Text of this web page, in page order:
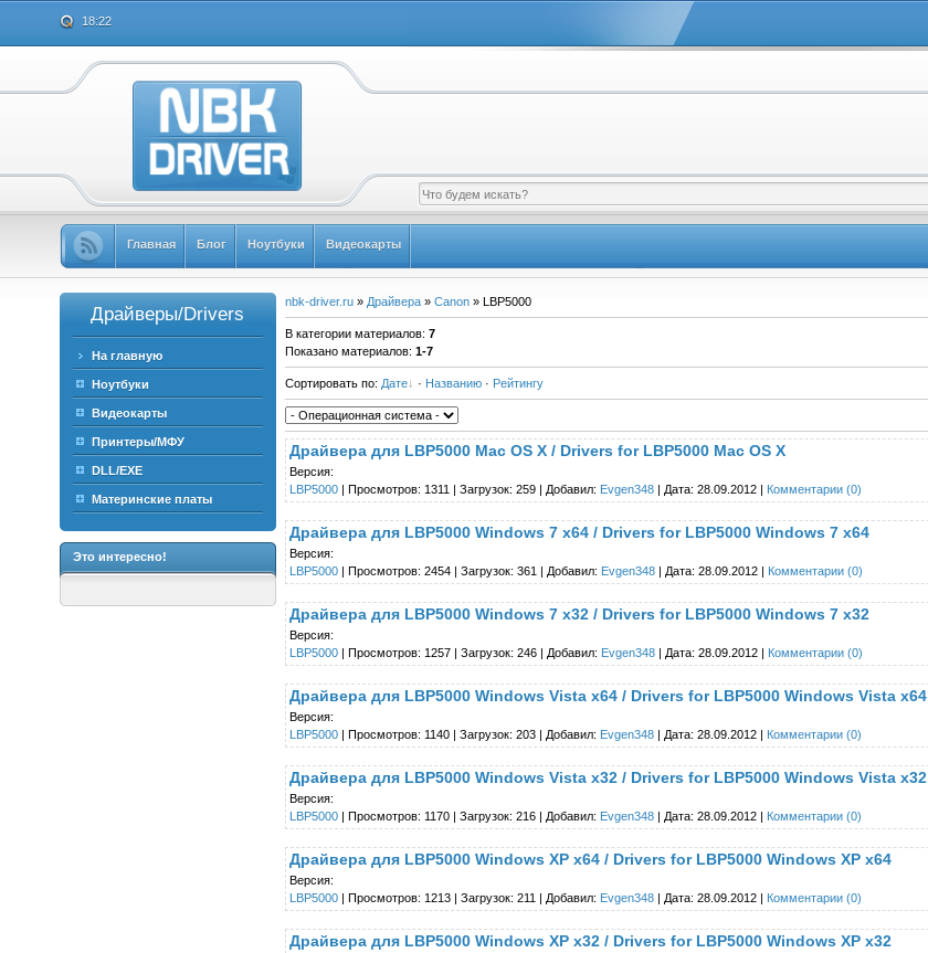
18:22
Главная Блог Ноутбуки Видеокарты
Драйверы/Drivers
На главную
Ноутбуки
Видеокарты
Принтеры/МФУ
DLL/EXE
Материнские платы
Это интересно!
nbk-driver.ru» Драйвера» Canon» LBP5000
В категории материалов: 7
Показано материалов: 1-7
Сортировать по: Дате · Названию· Рейтингу
Драйвера для LBP5000 Mac OS X / Drivers for LBP5000 Mac OS X
Версия:
LBP5000| Просмотров: 1311 | Загрузок: 259 | Добавил: Evgen348| Дата: 28.09.2012| Комментарии (0)
Драйвера для LBP5000 Windows 7 x64 / Drivers for LBP5000 Windows 7 x64
Версия:
LBP5000| Просмотров: 2454 | Загрузок: 361 | Добавил: Evgen348| Дата: 28.09.2012| Комментарии (0)
Драйвера для LBP5000 Windows 7 x32 / Drivers for LBP5000 Windows 7 x32
Версия:
LBP5000| Просмотров: 1257 | Загрузок: 246 | Добавил: Evgen348| Дата: 28.09.2012| Комментарии (0)
Драйвера для LBP5000 Windows Vista x64 / Drivers for LBP5000 Windows Vista x64
Версия:
LBP5000| Просмотров: 1140 | Загрузок: 203 | Добавил: Evgen348| Дата: 28.09.2012| Комментарии (0)
Драйвера для LBP5000 Windows Vista x32 / Drivers for LBP5000 Windows Vista x32
Версия:
LBP5000| Просмотров: 1170 | Загрузок: 216 | Добавил: Evgen348| Дата: 28.09.2012| Комментарии (0)
Драйвера для LBP5000 Windows XP x64 / Drivers for LBP5000 Windows XP x64
Версия:
LBP5000| Просмотров: 1213 | Загрузок: 211 | Добавил: Evgen348| Дата: 28.09.2012| Комментарии (0)
Драйвера для LBP5000 Windows XP x32 / Drivers for LBP5000 Windows XP x32